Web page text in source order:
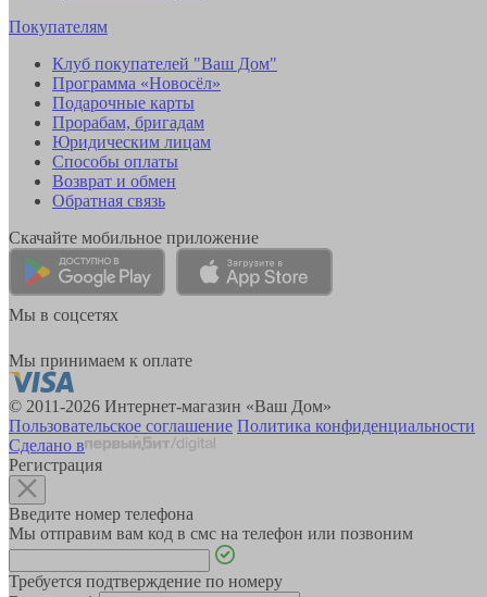
Покупателям
Клуб покупателей "Ваш Дом"
Программа «Новосёл»
Подарочные карты
Прорабам, бригадам
Юридическим лицам
Способы оплаты
Возврат и обмен
Обратная связь
Скачайте мобильное приложение
Мы в соцсетях
Мы принимаем к оплате
© 2011-2026 Интернет-магазин «Ваш Дом»
Пользовательское соглашение Политика конфиденциальности
Сделано в
Регистрация
Введите номер телефона
Мы отправим вам код в смс на телефон или позвоним
Требуется подтверждение по номеру